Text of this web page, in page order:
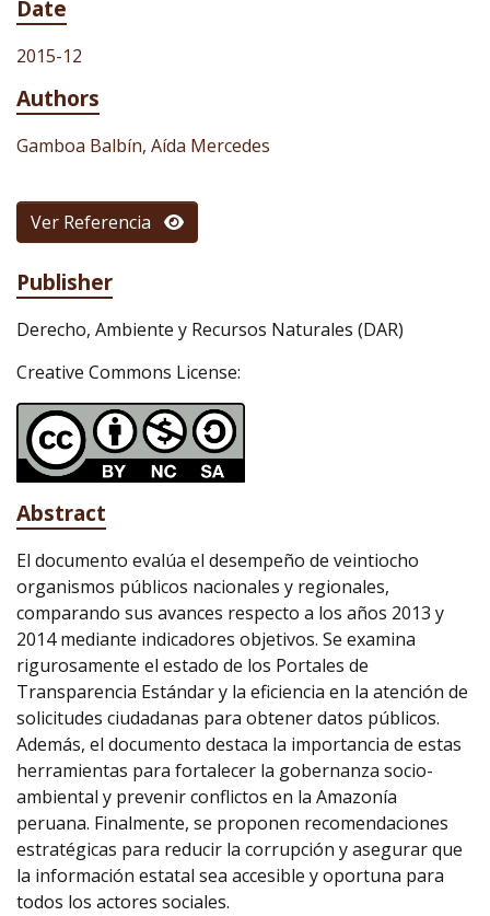
Date
2015-12
Authors
Gamboa Balbín, Aída Mercedes
Ver Referencia
Publisher
Derecho, Ambiente y Recursos Naturales (DAR)
Creative Commons License:
Abstract
El documento evalúa el desempeño de veintiocho
organismos públicos nacionales y regionales,
comparando sus avances respecto a los años 2013 y
2014 mediante indicadores objetivos. Se examina
rigurosamente el estado de los Portales de
Transparencia Estándar y la eficiencia en la atención de
solicitudes ciudadanas para obtener datos públicos.
Además, el documento destaca la importancia de estas
herramientas para fortalecer la gobernanza socio-
ambiental y prevenir conflictos en la Amazonía
peruana. Finalmente, se proponen recomendaciones
estratégicas para reducir la corrupción y asegurar que
la información estatal sea accesible y oportuna para
todos los actores sociales.